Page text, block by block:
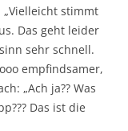
stimmt
Das geht leider
sehr schnell.
empfindsamer,
„Ach ja?? Was
Das ist die